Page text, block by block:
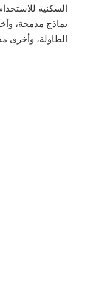
السكنية
نماذج مدمجة،
الطاولة،